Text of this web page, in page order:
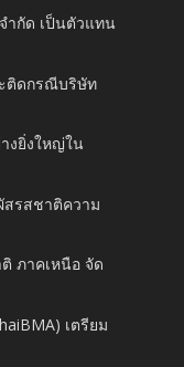
ำกัด เป็นตัวแทน
ติดกรณีบริษัท
างยิ่งใหญ่ใน
สรสชาติความ
ภาคเหนือ จัด
เตรียม